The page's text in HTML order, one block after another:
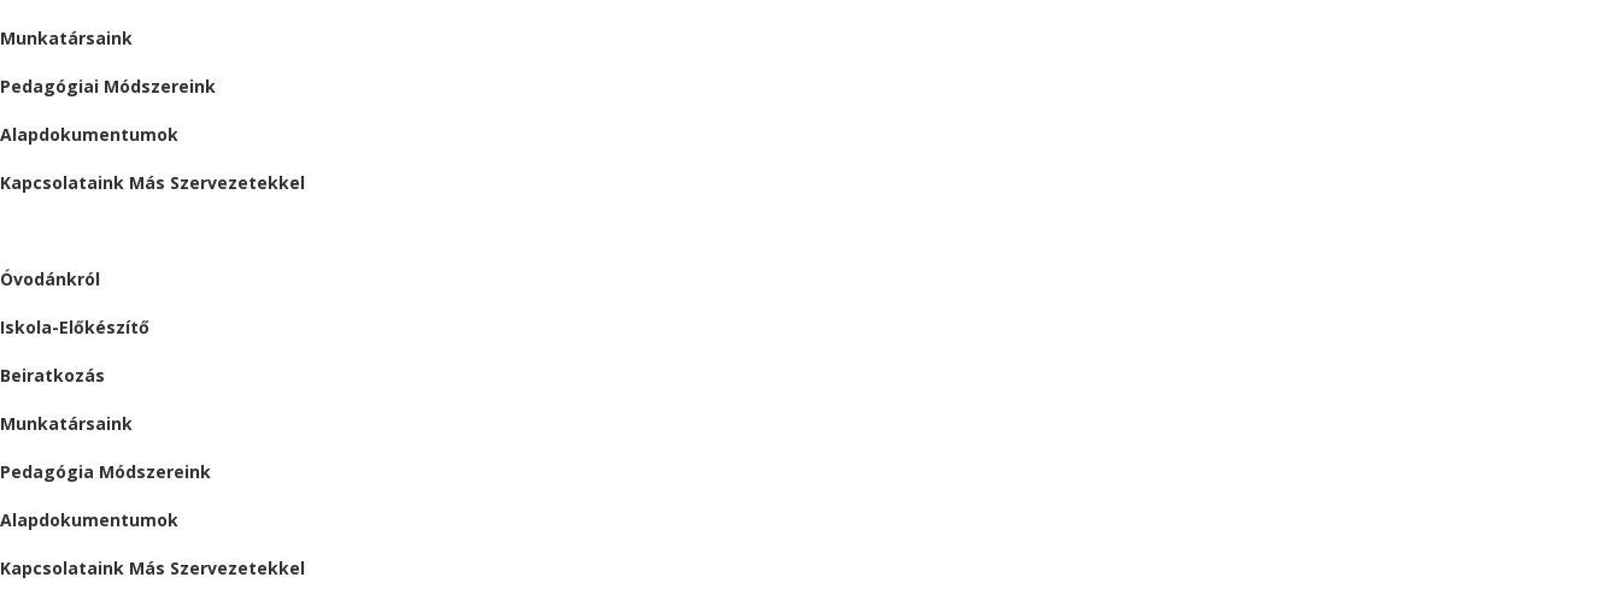
Munkatársaink
Pedagógiai Módszereink
Alapdokumentumok
Kapcsolataink Más Szervezetekkel
Óvodánkról
Iskola-Előkészítő
Beiratkozás
Munkatársaink
Pedagógia Módszereink
Alapdokumentumok
Kapcsolataink Más Szervezetekkel